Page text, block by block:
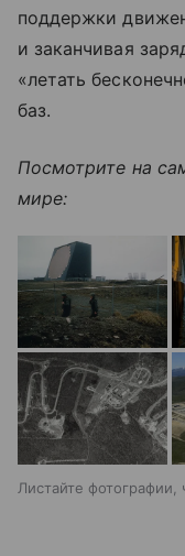
поддержки
и заканчивая
«летать
баз.
Посмотрите на
мире:
Листайте фотографии,